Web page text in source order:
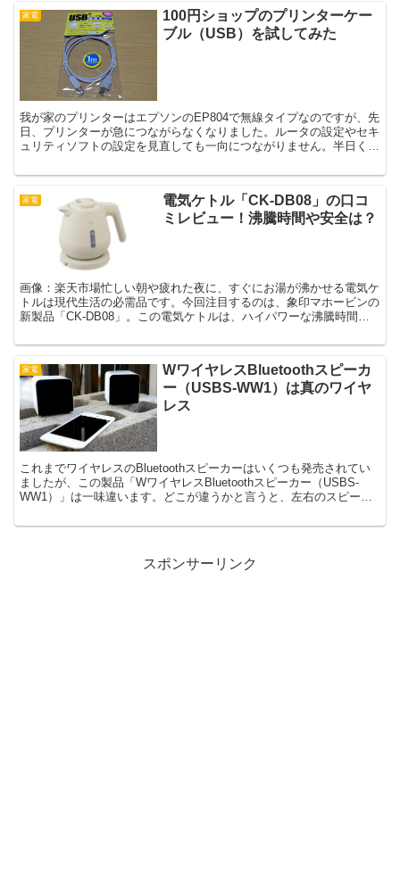
家電
100円ショップのプリンターケー
ブル（USB）を試してみた
我が家のプリンターはエプソンのEP804で無線タイプなのですが、先
日、プリンターが急につながらなくなりました。ルータの設定やセキ
ュリティソフトの設定を見直しても一向につながりません。半日くら
家電
電気ケトル「CK-DB08」の口コ
ミレビュー！沸騰時間や安全は？
画像：楽天市場忙しい朝や疲れた夜に、すぐにお湯が沸かせる電気ケ
トルは現代生活の必需品です。今回注目するのは、象印マホービンの
新製品「CK-DB08」。この電気ケトルは、ハイパワーな沸騰時間と
家電
WワイヤレスBluetoothスピーカ
ー（USBS-WW1）は真のワイヤ
レス
これまでワイヤレスのBluetoothスピーカーはいくつも発売されてい
ましたが、この製品「WワイヤレスBluetoothスピーカー（USBS-
WW1）」は一味違います。どこが違うかと言うと、左右のスピーカ
スポンサーリンク